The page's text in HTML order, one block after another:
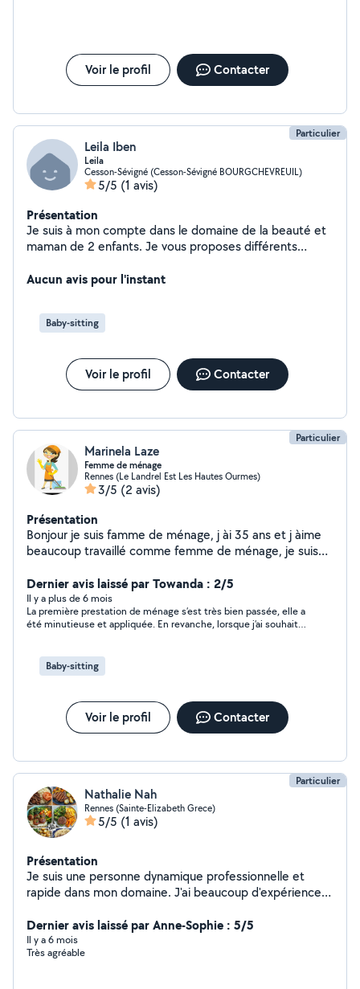
Voir le profil Contacter
Particulier
Leila Iben
Leila
Cesson-Sévigné (Cesson-Sévigné BOURGCHEVREUIL)
5/5 (1 avis)
Présentation
Je suis à mon compte dans le domaine de la beauté et
maman de 2 enfants. Je vous proposes différents
beauté et bien être j'aimerai faire bon usage de mes
des autres et proposer de la garde d'enfants les soirs et
week-ends avec nuitée possible à mon domicile à
moi en message privé.
Aucun avis pour l'instant
Baby-sitting
Voir le profil Contacter
Particulier
Marinela Laze
Femme de ménage
Rennes (Le Landrel Est Les Hautes Ourmes)
3/5 (2 avis)
Présentation
Bonjour je suis famme de ménage, j ài 35 ans et j àime
beaucoup travaillé comme femme de ménage, je suis
de moi je travaillé tous les jours et je suis trés actif avec
ce travail
Dernier avis laissé par Towanda : 2/5
Il y a plus de 6 mois
La première prestation de ménage s’est très bien passée, elle a
été minutieuse et appliquée. En revanche, lorsque j’ai souhaité
seulement 2h, deux fois par semaine. La discussion s’est très
mal passée, au point que j’ai dû la bloquer. Dommage, car le
professionnalisme dans l’échange ne me permet pas de la
recommander.
Baby-sitting
Voir le profil Contacter
Particulier
Nathalie Nah
Rennes (Sainte-Elizabeth Grece)
5/5 (1 avis)
Présentation
Je suis une personne dynamique professionnelle et
rapide dans mon domaine. J'ai beaucoup d'expérience
change , course...) J'ai de l'expérience dans le ménage...
Périscolaire...
Dernier avis laissé par Anne-Sophie : 5/5
Il y a 6 mois
Très agréable